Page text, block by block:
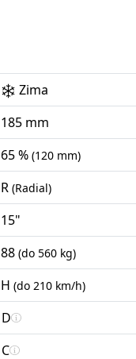
Zima
185 mm
65 % (120 mm)
R (Radial)
15"
88 (do 560 kg)
H (do 210 km/h)
D
C